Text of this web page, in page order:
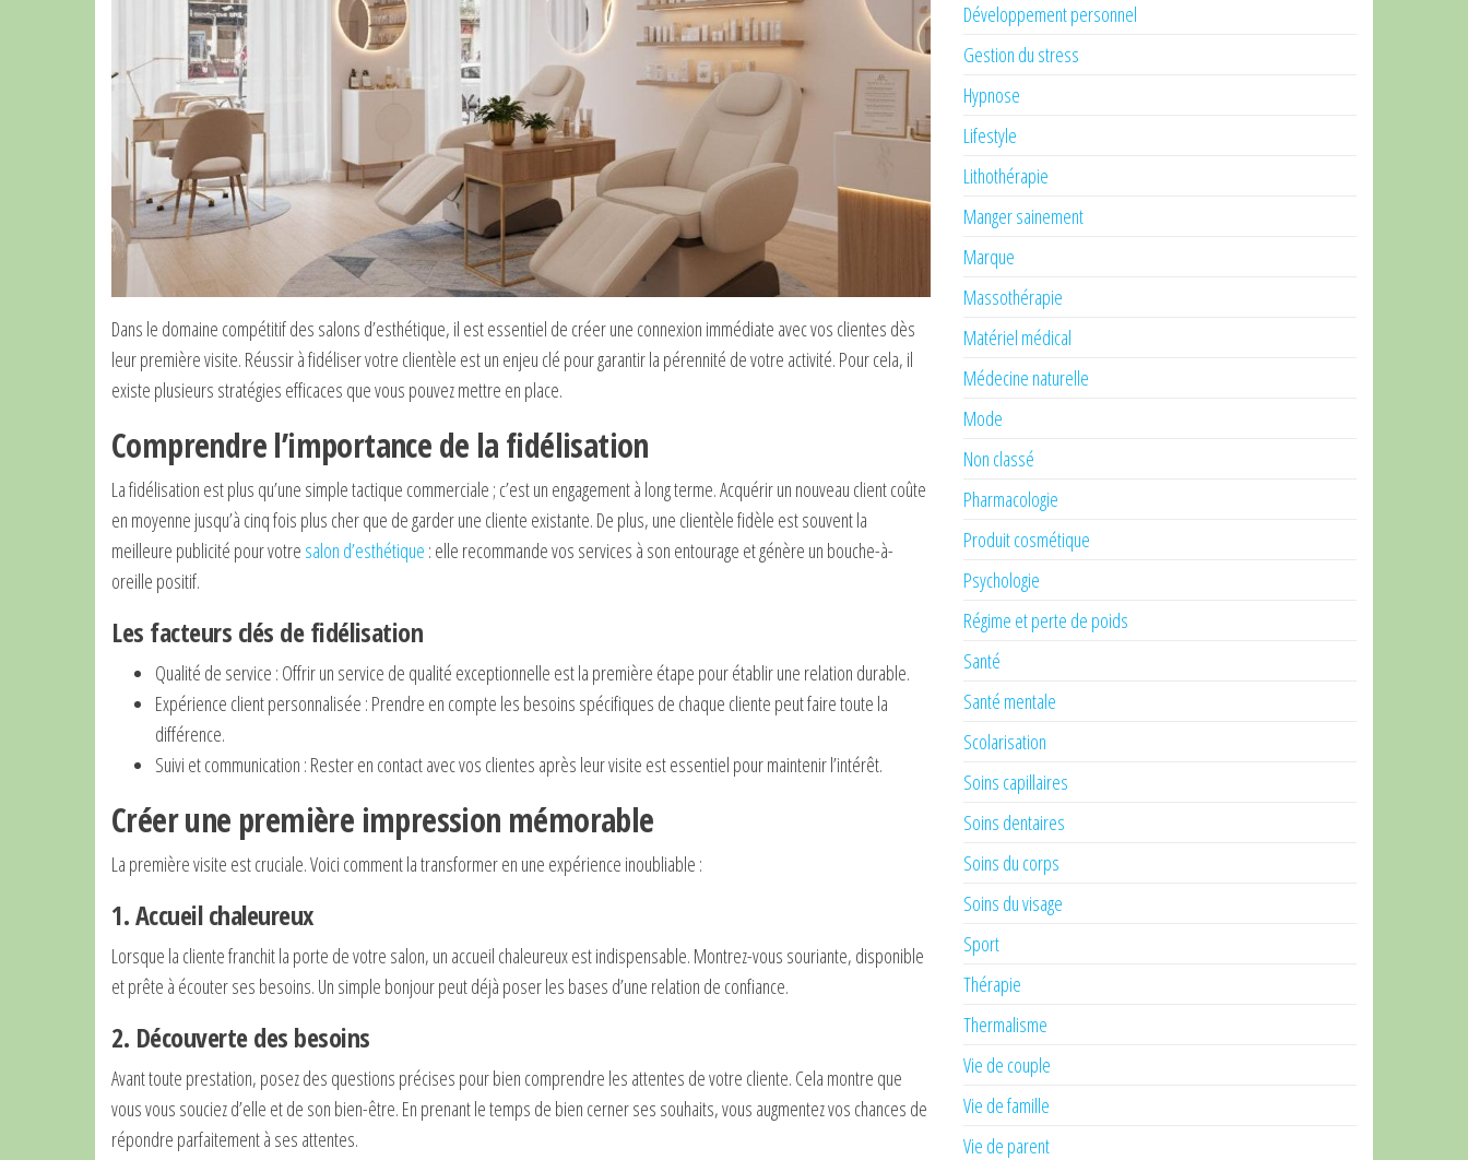
Dans le domaine compétitif des salons d’esthétique, il est essentiel de créer une connexion immédiate avec vos clientes dès
leur première visite. Réussir à fidéliser votre clientèle est un enjeu clé pour garantir la pérennité de votre activité. Pour cela, il
existe plusieurs stratégies efficaces que vous pouvez mettre en place.
Comprendre l’importance de la fidélisation
La fidélisation est plus qu’une simple tactique commerciale ; c’est un engagement à long terme. Acquérir un nouveau client coûte
en moyenne jusqu’à cinq fois plus cher que de garder une cliente existante. De plus, une clientèle fidèle est souvent la
meilleure publicité pour votre salon d’esthétique : elle recommande vos services à son entourage et génère un bouche-à-
oreille positif.
Les facteurs clés de fidélisation
Qualité de service : Offrir un service de qualité exceptionnelle est la première étape pour établir une relation durable.
Expérience client personnalisée : Prendre en compte les besoins spécifiques de chaque cliente peut faire toute la
différence.
Suivi et communication : Rester en contact avec vos clientes après leur visite est essentiel pour maintenir l’intérêt.
Créer une première impression mémorable
La première visite est cruciale. Voici comment la transformer en une expérience inoubliable :
1. Accueil chaleureux
Lorsque la cliente franchit la porte de votre salon, un accueil chaleureux est indispensable. Montrez-vous souriante, disponible
et prête à écouter ses besoins. Un simple bonjour peut déjà poser les bases d’une relation de confiance.
2. Découverte des besoins
Avant toute prestation, posez des questions précises pour bien comprendre les attentes de votre cliente. Cela montre que
vous vous souciez d’elle et de son bien-être. En prenant le temps de bien cerner ses souhaits, vous augmentez vos chances de
répondre parfaitement à ses attentes.
Développement personnel
Gestion du stress
Hypnose
Lifestyle
Lithothérapie
Manger sainement
Marque
Massothérapie
Matériel médical
Médecine naturelle
Mode
Non classé
Pharmacologie
Produit cosmétique
Psychologie
Régime et perte de poids
Santé
Santé mentale
Scolarisation
Soins capillaires
Soins dentaires
Soins du corps
Soins du visage
Sport
Thérapie
Thermalisme
Vie de couple
Vie de famille
Vie de parent